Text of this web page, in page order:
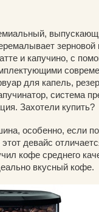
и капучино, с
для капель,
система
Захотели купить?
особенно, если
девайс
кофе среднего
вкусный кофе.